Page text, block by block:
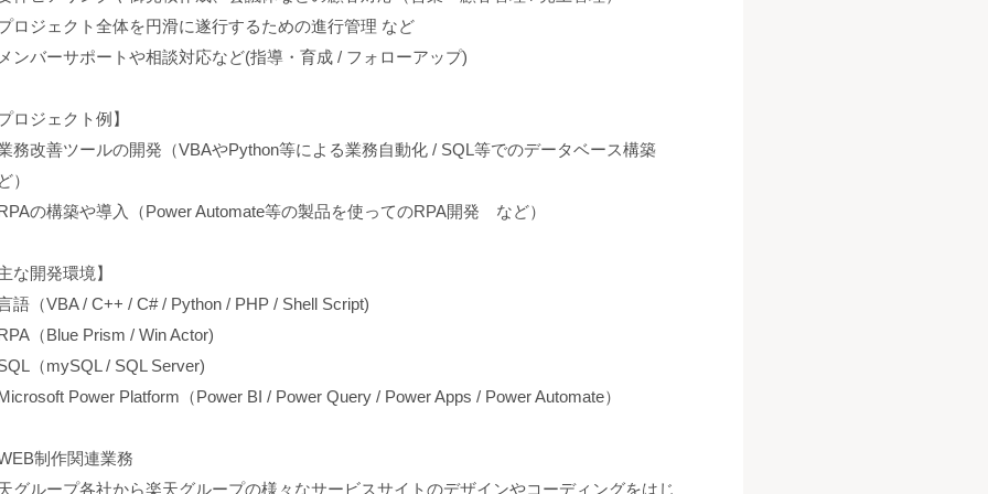
ロジェクト全体を円滑に遂行するための進行管理 など
ンバーサポートや相談対応など(指導・育成 / フォローアップ)
プロジェクト例】
業務改善ツールの開発（VBAやPython等による業務自動化 / SQL等でのデータベース構築
）
の構築や導入（Power Automate等の製品を使ってのRPA開発 など）
主な開発環境】
語（VBA / C++ / C# / Python / PHP / Shell Script)
（Blue Prism / Win Actor)
（mySQL / SQL Server)
Power Platform（Power BI / Power Query / Power Apps / Power Automate）
制作関連業務
グループ各社から楽天グループの様々なサービスサイトのデザインやコーディングをはじ